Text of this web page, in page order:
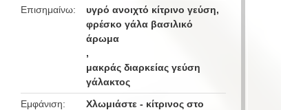
Επισημαίνω υγρό ανοιχτό κίτρινο γεύση,
φρέσκο γάλα βασιλικό
άρωμα
,
μακράς διαρκείας γεύση
γάλακτος
Εμφάνιση
Χλωμιάστε - κίτρινος στο